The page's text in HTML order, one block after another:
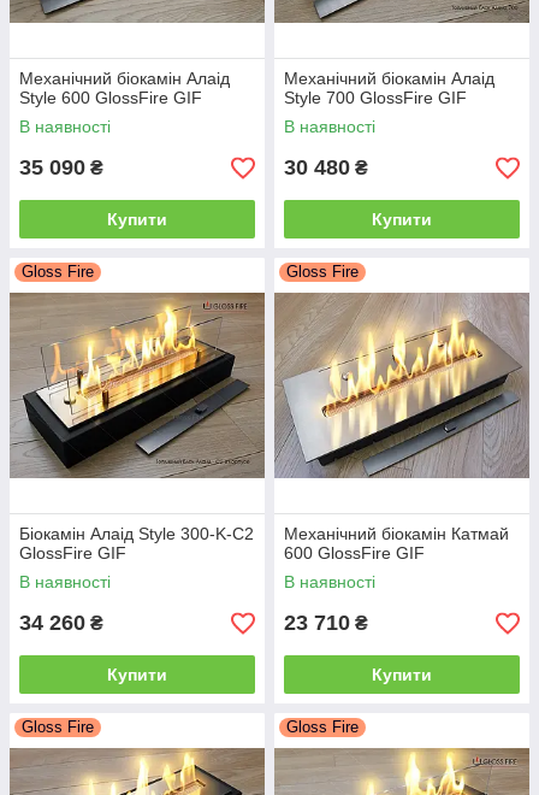
Механічний біокамін Алаід
Style 600 GlossFire GIF
В наявності
35 090 ₴
Купити
Механічний біокамін Алаід
Style 700 GlossFire GIF
В наявності
30 480 ₴
Купити
Gloss Fire
Біокамін Алаід Style 300-K-C2
GlossFire GIF
В наявності
34 260 ₴
Купити
Gloss Fire
Механічний біокамін Катмай
600 GlossFire GIF
В наявності
23 710 ₴
Купити
Gloss Fire Gloss Fire